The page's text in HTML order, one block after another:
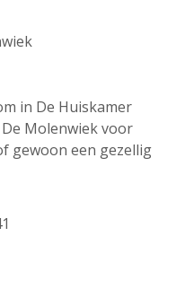
in De Huiskamer
Molenwiek voor
gewoon een gezellig